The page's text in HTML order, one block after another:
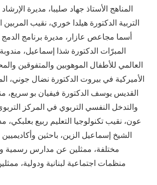
المناهج الأستاذ جهاد صليبا، مديرة
التربية الدكتورة هيلدا خوري، نقيب المربين
أسما مجاعص عازار، مديرة برنامج
المبرّات الدكتورة شذا إسماعيل،
العالمي للأطفال الموهوبين والمتفوقين
الأميركية في بيروت الدكتورة نضال جوني،
القديس يوسف الدكتورة فيفيان بو سريع،
والتدخل النفسي التربوي في المركز
عون، نقيب تكنولوجيا التعليم ربيع
الشيخ إسماعيل الزين، باحثين
مختلفة، ممثلين عن مدارس رسمية
منظمات اجتماعية لبنانية ودولية،